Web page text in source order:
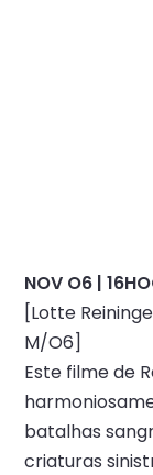
NOV O6 |
[Lotte
M/O6]
Este filme de
batalhas
criaturas